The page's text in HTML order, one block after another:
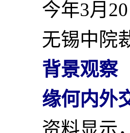
今年3月 20
无锡中院裁
背景观察
缘何内外交